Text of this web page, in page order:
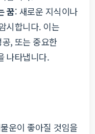
꿈: 새로운 지식이나
시합니다. 이는
, 또는 중요한
나타냅니다.
운이 좋아질 것임을